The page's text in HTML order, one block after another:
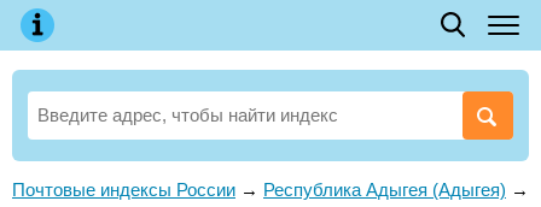
Почтовые индексы России → Республика Адыгея (Адыгея) →